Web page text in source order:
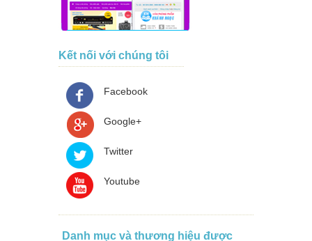
Kết nối với chúng tôi
Facebook
Google+
Twitter
Youtube
Danh mục và thương hiệu được